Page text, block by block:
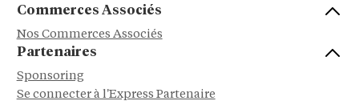
Commerces Associés
Nos Commerces Associés
Partenaires
Sponsoring
Se connecter à l'Express Partenaire